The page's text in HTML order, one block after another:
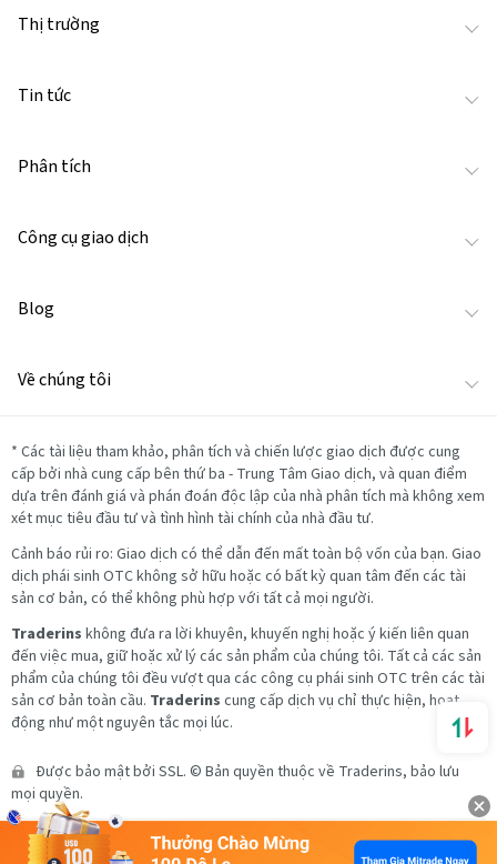
Thị trường
Tin tức
Phân tích
Công cụ giao dịch
Blog
Về chúng tôi
* Các tài liệu tham khảo, phân tích và chiến lược giao dịch được cung
cấp bởi nhà cung cấp bên thứ ba - Trung Tâm Giao dịch, và quan điểm
dựa trên đánh giá và phán đoán độc lập của nhà phân tích mà không xem
xét mục tiêu đầu tư và tình hình tài chính của nhà đầu tư.
Cảnh báo rủi ro: Giao dịch có thể dẫn đến mất toàn bộ vốn của bạn. Giao
dịch phái sinh OTC không sở hữu hoặc có bất kỳ quan tâm đến các tài
sản cơ bản, có thể không phù hợp với tất cả mọi người.
Traderins không đưa ra lời khuyên, khuyến nghị hoặc ý kiến liên quan
đến việc mua, giữ hoặc xử lý các sản phẩm của chúng tôi. Tất cả các sản
phẩm của chúng tôi đều vượt qua các công cụ phái sinh OTC trên các tài
sản cơ bản toàn cầu. Traderins cung cấp dịch vụ chỉ thực hiện, hoạt
động như một nguyên tắc mọi lúc.
Được bảo mật bởi SSL. © Bản quyền thuộc về Traderins, bảo lưu
mọi quyền.